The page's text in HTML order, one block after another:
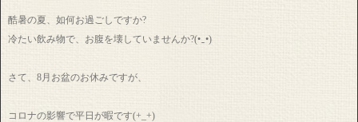
酷暑の夏、如何お過ごしですか?
冷たい飲み物で、お腹を壊していませんか?(•‿•)
さて、8月お盆のお休みですが、
コロナの影響で平日が暇です(+_+)